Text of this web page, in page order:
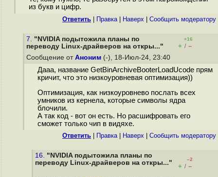
из букв и цифр.
Ответить Правка| Наверх Cообщить модератору
7. "NVIDIA подытожила планы по
переводу Linux-драйверов на откры..."
+16
+ / –
Сообщение от Аноним (-), 18-Июл-24, 23:40
Дааа, название GetBinArchiveBooterLoadUcode прям
кричит, что это низкоуровневая оптимизация))
Оптимизация, как низкоуровнево послать всех
умников из кернела, которые символы ядра
блочили.
А так код - вот он есть. Но расшифровать его
сможет только чип в видяхе.
Ответить Правка| Наверх Cообщить модератору
16. "NVIDIA подытожила планы по
переводу Linux-драйверов на откры..."
–2
+ / –